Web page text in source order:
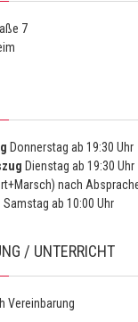
7
Donnerstag ab 19:30 Uhr
Dienstag ab 19:30 Uhr
nach
Samstag ab 10:00 Uhr
/ UNTERRICHT
Vereinbarung